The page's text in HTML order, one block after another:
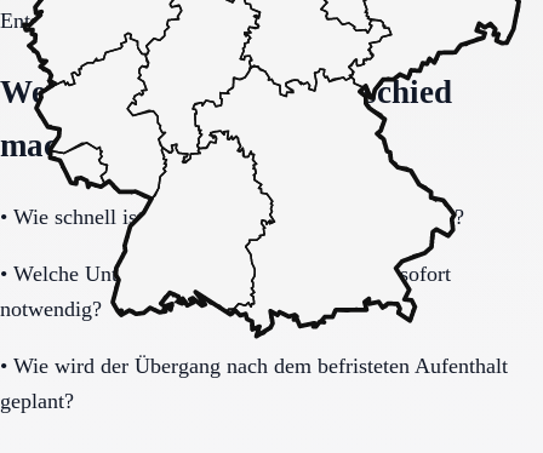
Entscheidung vollständig klären.
Welche Fragen den Unterschied
machen
• Wie schnell ist eine Aufnahme realistisch möglich?
• Welche Unterlagen und Informationen sind sofort
notwendig?
• Wie wird der Übergang nach dem befristeten Aufenthalt
geplant?